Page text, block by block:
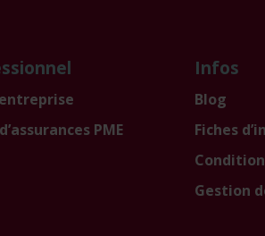
PME
Infos
Blog
Fiches
Gestion